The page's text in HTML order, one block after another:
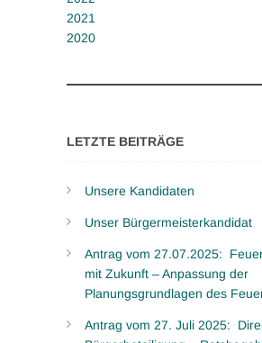
2021
2020
LETZTE BEITRÄGE
Unsere Kandidaten
Unser Bürgermeisterkandidat
Antrag vom 27.07.2025:
mit Zukunft – Anpassung der
Planungsgrundlagen des
Antrag vom 27. Juli 2025: